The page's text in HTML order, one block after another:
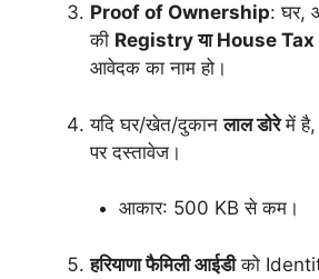
Proof of Ownership: घर,
की Registry या House
आवेदक का नाम हो।
यदि घर/खेत/दुकानलाल डोरेमें है,
पर दस्तावेज।
आकार: 500 KB से कम।
हरियाणा फैमिली आईडीको